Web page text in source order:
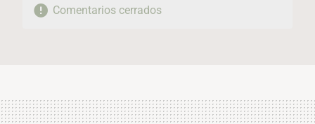
Comentarios cerrados